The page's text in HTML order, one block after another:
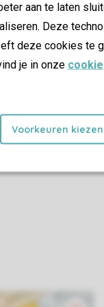
aan te laten
Deze
deze cookies te
je in onze cookie
Voorkeuren kiezen